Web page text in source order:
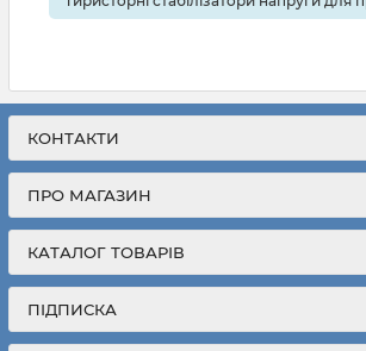
КОНТАКТИ
ПРО МАГАЗИН
КАТАЛОГ ТОВАРІВ
ПІДПИСКА